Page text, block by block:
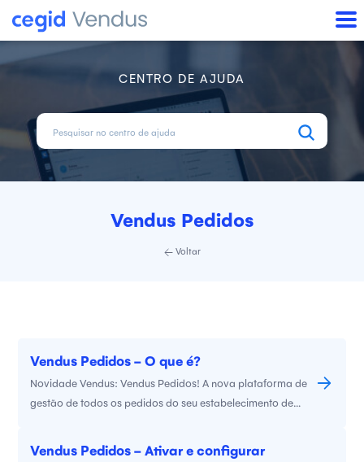
CENTRO DE AJUDA
Vendus Pedidos
Voltar
Vendus Pedidos - O que é?
Novidade Vendus: Vendus Pedidos! A nova plataforma de
gestão de todos os pedidos do seu estabelecimento de
Vendus Pedidos - Ativar e configurar